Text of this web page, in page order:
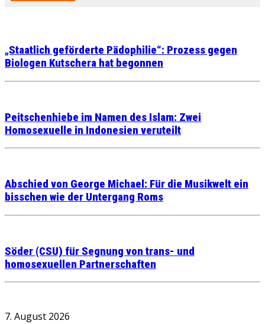
„Staatlich geförderte Pädophilie“: Prozess gegen
Biologen Kutschera hat begonnen
Peitschenhiebe im Namen des Islam: Zwei
Homosexuelle in Indonesien veruteilt
Abschied von George Michael: Für die Musikwelt ein
bisschen wie der Untergang Roms
Söder (CSU) für Segnung von trans- und
homosexuellen Partnerschaften
7. August 2026